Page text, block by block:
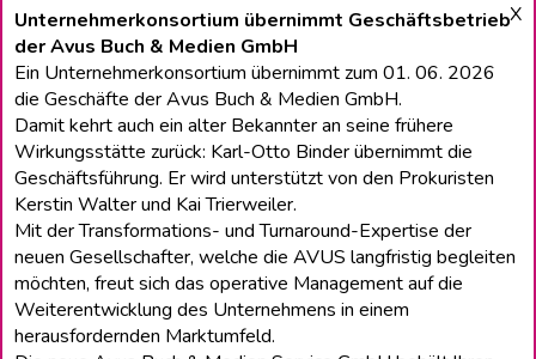
X
Unternehmerkonsortium übernimmt Geschäftsbetrieb
der Avus Buch & Medien GmbH
Ein Unternehmerkonsortium übernimmt zum 01. 06. 2026
die Geschäfte der Avus Buch & Medien GmbH.
Damit kehrt auch ein alter Bekannter an seine frühere
Wirkungsstätte zurück: Karl-Otto Binder übernimmt die
Geschäftsführung. Er wird unterstützt von den Prokuristen
Kerstin Walter und Kai Trierweiler.
Mit der Transformations- und Turnaround-Expertise der
neuen Gesellschafter, welche die AVUS langfristig begleiten
möchten, freut sich das operative Management auf die
Weiterentwicklung des Unternehmens in einem
herausfordernden Marktumfeld.